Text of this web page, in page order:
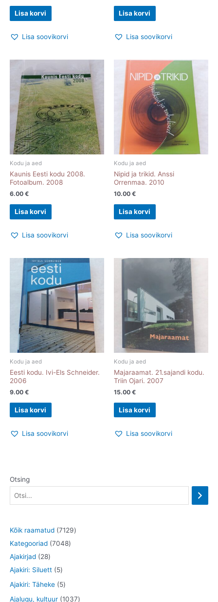
Lisa korvi
Lisa soovikorvi
Lisa korvi
Lisa soovikorvi
Kodu ja aed
Kaunis Eesti kodu 2008.
Fotoalbum. 2008
6.00 €
Lisa korvi
Lisa soovikorvi
Kodu ja aed
Nipid ja trikid. Anssi
Orrenmaa. 2010
10.00 €
Lisa korvi
Lisa soovikorvi
Kodu ja aed
Eesti kodu. Ivi-Els Schneider.
2006
9.00 €
Lisa korvi
Lisa soovikorvi
Kodu ja aed
Majaraamat. 21.sajandi kodu.
Triin Ojari. 2007
15.00 €
Lisa korvi
Lisa soovikorvi
Otsing
Kõik raamatud 71297
o
Kategooriad 70487
t
Ajakirjad 282
8
t
Ajakiri: Siluett 55
t
o
Ajakiri: Täheke 55
t
Ajalugu, kultuur 10371